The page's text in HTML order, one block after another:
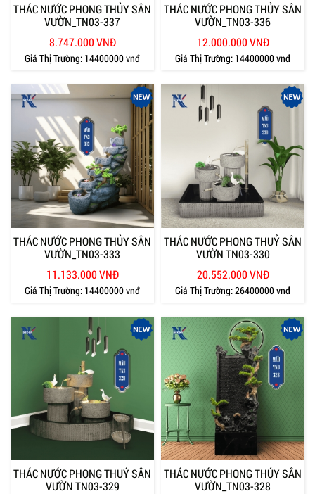
THÁC NƯỚC PHONG THỦY SÂN
VƯỜN_TN03-337
8.747.000 VNĐ
Giá Thị Trường: 14400000 vnđ
THÁC NƯỚC PHONG THỦY SÂN
VƯỜN_TN03-336
12.000.000 VNĐ
Giá Thị Trường: 14400000 vnđ
THÁC NƯỚC PHONG THỦY SÂN
VƯỜN_TN03-333
11.133.000 VNĐ
Giá Thị Trường: 14400000 vnđ
THÁC NƯỚC PHONG THUỶ SÂN
VƯỜN TN03-330
20.552.000 VNĐ
Giá Thị Trường:26400000 vnđ
THÁC NƯỚC PHONG THUỶ SÂN
VƯỜN TN03-329
THÁC NƯỚC PHONG THỦY SÂN
VƯỜN_TN03-328